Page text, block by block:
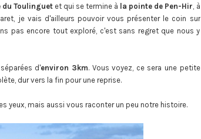
du Toulinguetet qui se termine à la pointe de Pen-Hir, à
je vais d'ailleurs pouvoir vous présenter le coin sur
pas encore tout exploré, c'est sans regret que nous y
d'environ 3km. Vous voyez, ce sera une petite
dur vers la fin pour une reprise.
yeux, mais aussi vous raconter un peu notre histoire.